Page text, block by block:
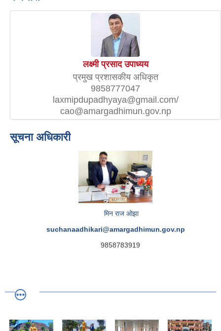
लक्ष्मी प्रसाद उपाध्यय
प्रमुख प्रशासकीय अधिकृत
9858777047
laxmipdupadhyaya@gmail.com/
cao@amargadhimun.gov.np
सूचना अधिकारी
मिन राज ओझा
suchanaadhikari@amargadhimun.gov.np
9858783919